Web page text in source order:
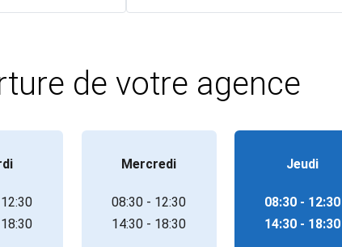
de votre agence
Mercredi
08:30 - 12:30
14:30 - 18:30
Jeudi
08:30 - 12:30
14:30 - 18:30